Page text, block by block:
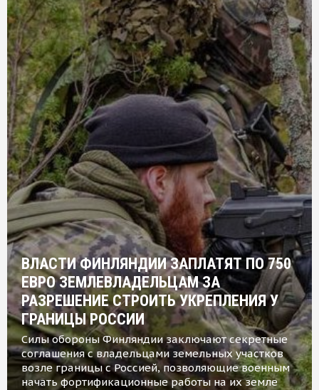
ВЛАСТИ ФИНЛЯНДИИ ЗАПЛАТЯТ ПО 750
ЕВРО ЗЕМЛЕВЛАДЕЛЬЦАМ ЗА
РАЗРЕШЕНИЕ СТРОИТЬ УКРЕПЛЕНИЯ У
ГРАНИЦЫ РОССИИ
Силы обороны Финляндии заключают секретные
соглашения с владельцами земельных участков
возле границы с Россией, позволяющие военным
начать фортификационные работы на их земле